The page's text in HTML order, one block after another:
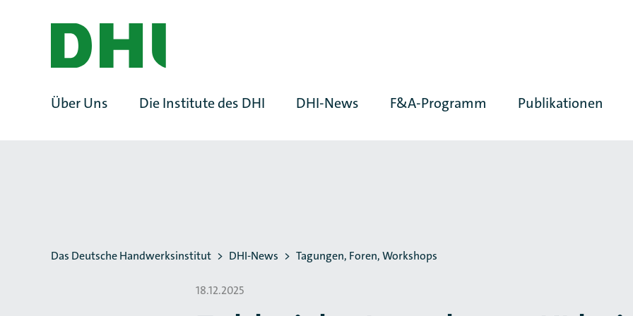
ZUM HAUPTINHALT SPRINGEN
Über Uns Die Institute des DHI DHI-News F&A-Programm Publikationen
Sie befinden sich hier:
Das Deutsche Handwerksinstitut DHI-News Tagungen, Foren, Workshops
18.12.2025